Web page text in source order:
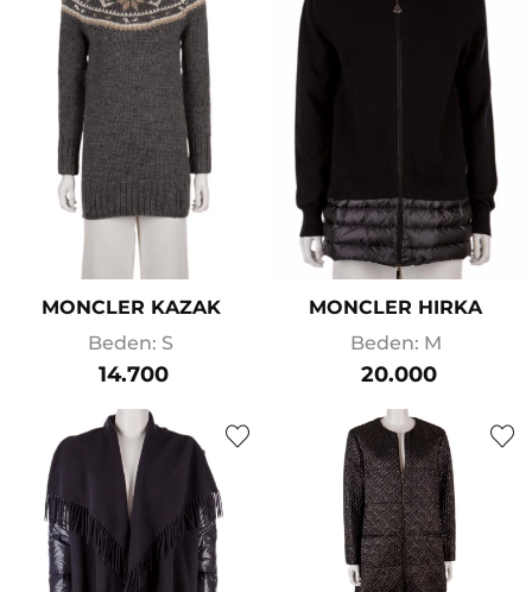
MONCLER KAZAK
Beden: S
14.700
MONCLER HIRKA
Beden: M
20.000